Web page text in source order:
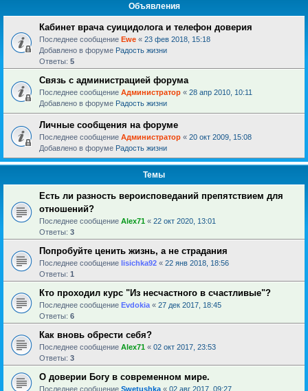
Объявления
Кабинет врача суицидолога и телефон доверия
Последнее сообщение Ewe « 23 фев 2018, 15:18
Добавлено в форуме Радость жизни
Ответы: 5
Связь с администрацией форума
Последнее сообщение Администратор « 28 апр 2010, 10:11
Добавлено в форуме Радость жизни
Личные сообщения на форуме
Последнее сообщение Администратор « 20 окт 2009, 15:08
Добавлено в форуме Радость жизни
Темы
Есть ли разность вероисповеданий препятствием для
отношений?
Последнее сообщение Alex71 « 22 окт 2020, 13:01
Ответы: 3
Попробуйте ценить жизнь, а не страдания
Последнее сообщение lisichka92 « 22 янв 2018, 18:56
Ответы: 1
Кто проходил курс "Из несчастного в счастливые"?
Последнее сообщение Evdokia « 27 дек 2017, 18:45
Ответы: 6
Как вновь обрести себя?
Последнее сообщение Alex71 « 02 окт 2017, 23:53
Ответы: 3
О доверии Богу в современном мире.
Последнее сообщение Swetushka « 02 авг 2017, 09:27